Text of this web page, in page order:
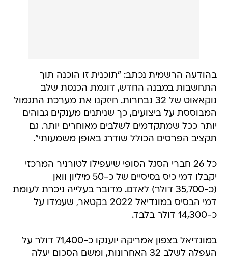
בהודעה הרשמית נכתב: "תוכנית זו הוכנה תוך
התחשבות במבנה החדש, דוגמת הכנסת שלב
נוקאאוט של 32 נבחרות. חיזקנו את מערכת התגמול
המבוססת על ביצועים, כך שניתנים מענקים גבוהים
יותר ככל שמתקדמים לשלבים מאוחרים יותר. גם
תקציב הפרסים הכולל שודרג באופן משמעותי".
כל 26 חברי הסגל הסופי שיעפילו לטורניר המרכזי
יקבלו דמי כיס בסיסיים של כ-50 מיליון וואן
(כ-35,700 דולר) לאדם. מדובר בעלייה ניכרת לעומת
דמי הבסיס במונדיאל 2022 בקטאר, שעמדו על
כ-14,300 דולר בלבד.
במונדיאל בצפון אמריקה יוענקו כ-71,400 דולר על
העפלה לשלב 32 האחרונות, ומשם הסכום יעלה